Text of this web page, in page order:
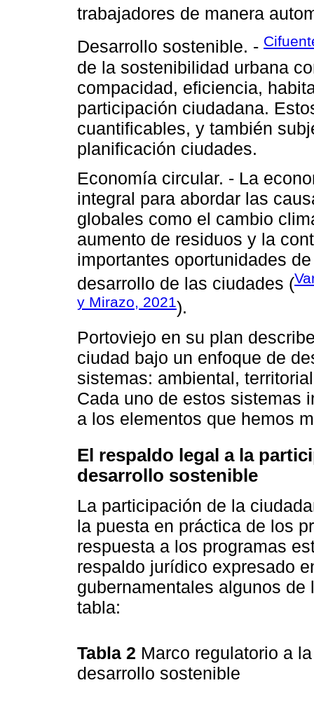
trabajadores de manera
Desarrollo sostenible. -
de la sostenibilidad urbana
compacidad, eficiencia,
participación ciudadana.
cuantificables, y también
planificación ciudades.
Economía circular. - La
integral para abordar las
globales como el cambio
aumento de residuos y la
importantes oportunidades
desarrollo de las ciudades (
y Mirazo, 2021).
Portoviejo en su plan
ciudad bajo un enfoque de
sistemas: ambiental,
Cada uno de estos sistemas
a los elementos que hemos
El respaldo legal a la
desarrollo sostenible
La participación de la
la puesta en práctica de los
respuesta a los programas
respaldo jurídico expresado
gubernamentales algunos
tabla:
Tabla 2 Marco regulatorio a
desarrollo sostenible